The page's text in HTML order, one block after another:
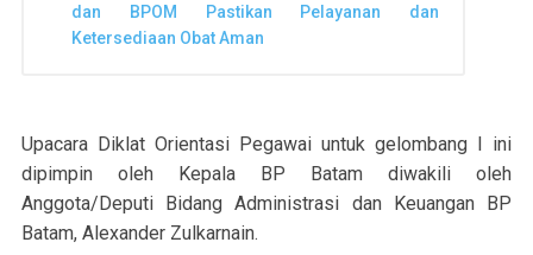
dan BPOM Pastikan Pelayanan dan
Ketersediaan Obat Aman
Upacara Diklat Orientasi Pegawai untuk gelombang I ini
dipimpin oleh Kepala BP Batam diwakili oleh
Anggota/Deputi Bidang Administrasi dan Keuangan BP
Batam, Alexander Zulkarnain.